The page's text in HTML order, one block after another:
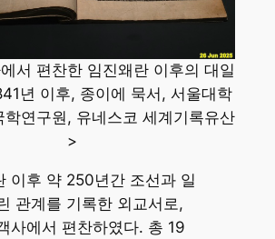
서 편찬한 임진왜란 이후의 대일
년 이후, 종이에 묵서, 서울대학
학연구원, 유네스코 세계기록유산
>
이후 약 250년간 조선과 일
관계를 기록한 외교서로,
사에서 편찬하였다. 총 19